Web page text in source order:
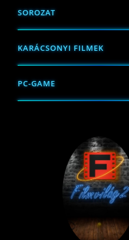
SOROZAT
KARÁCSONYI FILMEK
PC-GAME